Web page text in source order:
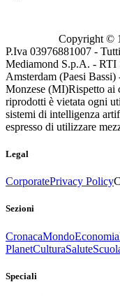
Copyright ©
P.Iva 03976881007 -
Mediamond S.p.A. - RTI
Amsterdam (Paesi
Monzese (MI)Rispetto ai
riprodotti è vietata ogni
sistemi di intelligenza
espresso di utilizzare
Legal
CorporatePrivacy Policy
Sezioni
CronacaMondoEconomia
PlanetCulturaSalute
Speciali